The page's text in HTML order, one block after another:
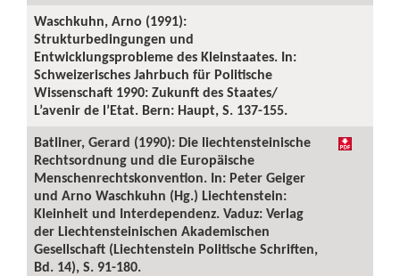
Waschkuhn, Arno (1991):
Strukturbedingungen und
Entwicklungsprobleme des Kleinstaates. In:
Schweizerisches Jahrbuch für Politische
Wissenschaft 1990: Zukunft des Staates/
L’avenir de l’Etat. Bern: Haupt, S. 137-155.
Batliner, Gerard (1990): Die liechtensteinische
Rechtsordnung und die Europäische
Menschenrechtskonvention. In: Peter Geiger
und Arno Waschkuhn (Hg.) Liechtenstein:
Kleinheit und Interdependenz. Vaduz: Verlag
der Liechtensteinischen Akademischen
Gesellschaft (Liechtenstein Politische Schriften,
Bd. 14), S. 91-180.